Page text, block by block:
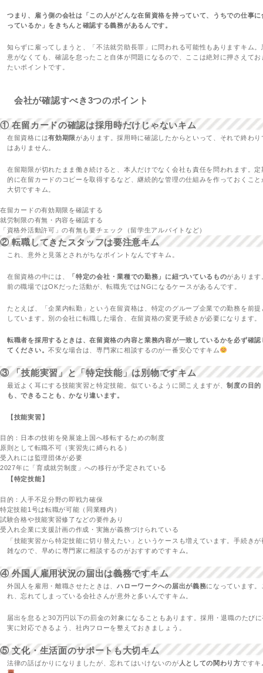
つまり、雇う側の会社は「この人がどんな在留資格を持っていて、うちでの仕事に
っているか」をきちんと確認する義務があるんです。
知らずに雇ってしまうと、「不法就労助長罪」に問われる可能性もありますキム。
意がなくても、確認を怠ったこと自体が問題になるので、ここは絶対に押さえてお
たいポイントです。
会社が確認すべき3つのポイント
① 在留カードの確認は採用時だけじゃないキム
在留資格には有効期限があります。採用時に確認したからといって、それで終わり
はありません。
在留期限が切れたまま働き続けると、本人だけでなく会社も責任を問われます。定
的に在留カードのコピーを取得するなど、継続的な管理の仕組みを作っておくこと
大切ですキム。
在留カードの有効期限を確認する
就労制限の有無・内容を確認する
「資格外活動許可」の有無も要チェック（留学生アルバイトなど）
② 転職してきたスタッフは要注意キム
これ、意外と見落とされがちなポイントなんですキム。
在留資格の中には、 「特定の会社・業種での勤務」に紐づいているものがあります
前の職場ではOKだった活動が、転職先ではNGになるケースがあるんです。
たとえば、「企業内転勤」という在留資格は、特定のグループ企業での勤務を前提
しています。別の会社に転職した場合、在留資格の変更手続きが必要になります。
転職者を採用するときは、在留資格の内容と業務内容が一致しているかを必ず確認
てください。不安な場合は、専門家に相談するのが一番安心ですキム
③ 「技能実習」と「特定技能」は別物ですキム
最近よく耳にする技能実習と特定技能。似ているように聞こえますが、制度の目的
も、できることも、かなり違います。
【技能実習】
目的：日本の技術を発展途上国へ移転するための制度
原則として転職不可（実習先に縛られる）
受入れには監理団体が必要
2027年に「育成就労制度」への移行が予定されている
【特定技能】
目的：人手不足分野の即戦力確保
特定技能1号は転職が可能（同業種内）
試験合格や技能実習修了などの要件あり
受入れ企業に支援計画の作成・実施が義務づけられている
「技能実習から特定技能に切り替えたい」というケースも増えています。手続きが
雑なので、早めに専門家に相談するのがおすすめですキム。
④ 外国人雇用状況の届出は義務ですキム
外国人を雇用・離職させたときは、ハローワークへの届出が義務になっています。
れ、忘れてしまっている会社さんが意外と多いんですキム。
届出を怠ると30万円以下の罰金の対象になることもあります。採用・退職のたび
実に対応できるよう、社内フローを整えておきましょう。
⑤ 文化・生活面のサポートも大切キム
法律の話ばかりになりましたが、忘れてはいけないのが 人としての関わり方ですキ